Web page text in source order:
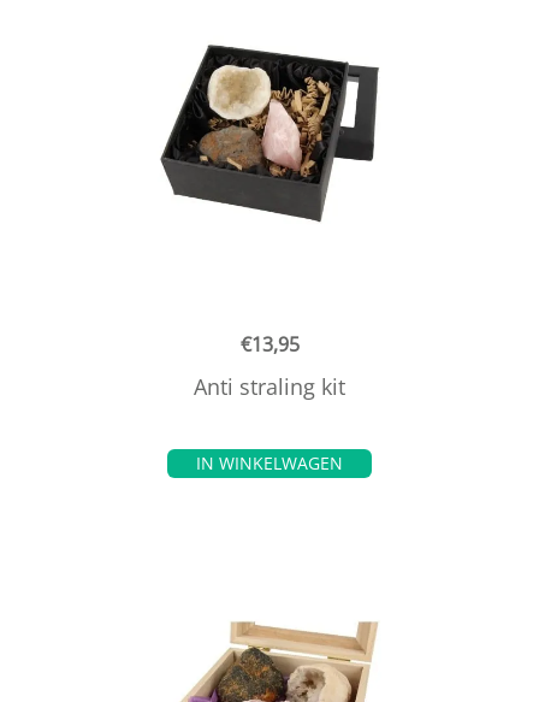
€13,95
Anti straling kit
IN WINKELWAGEN